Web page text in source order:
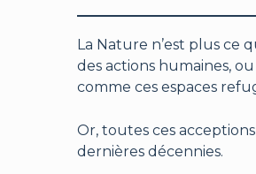
La Nature n’est plus ce
des actions humaines,
comme ces espaces
Or, toutes ces
dernières décennies.